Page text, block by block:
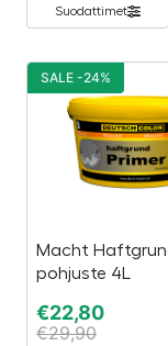
Suodattimet
Macht
pohjuste 4L
€22,80
€29,90
SALE -24%